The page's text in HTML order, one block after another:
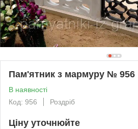
Пам'ятник з мармуру № 956
В наявності
Код: 956
Роздріб
Ціну уточнюйте